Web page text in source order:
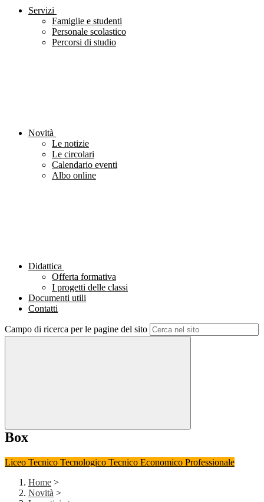
Servizi
Famiglie e studenti
Personale scolastico
Percorsi di studio
Novità
Le notizie
Le circolari
Calendario eventi
Albo online
Didattica
Offerta formativa
I progetti delle classi
Documenti utili
Contatti
Campo di ricerca per le pagine del sito
Box
Liceo Tecnico Tecnologico Tecnico Economico Professionale
Home >
Novità >